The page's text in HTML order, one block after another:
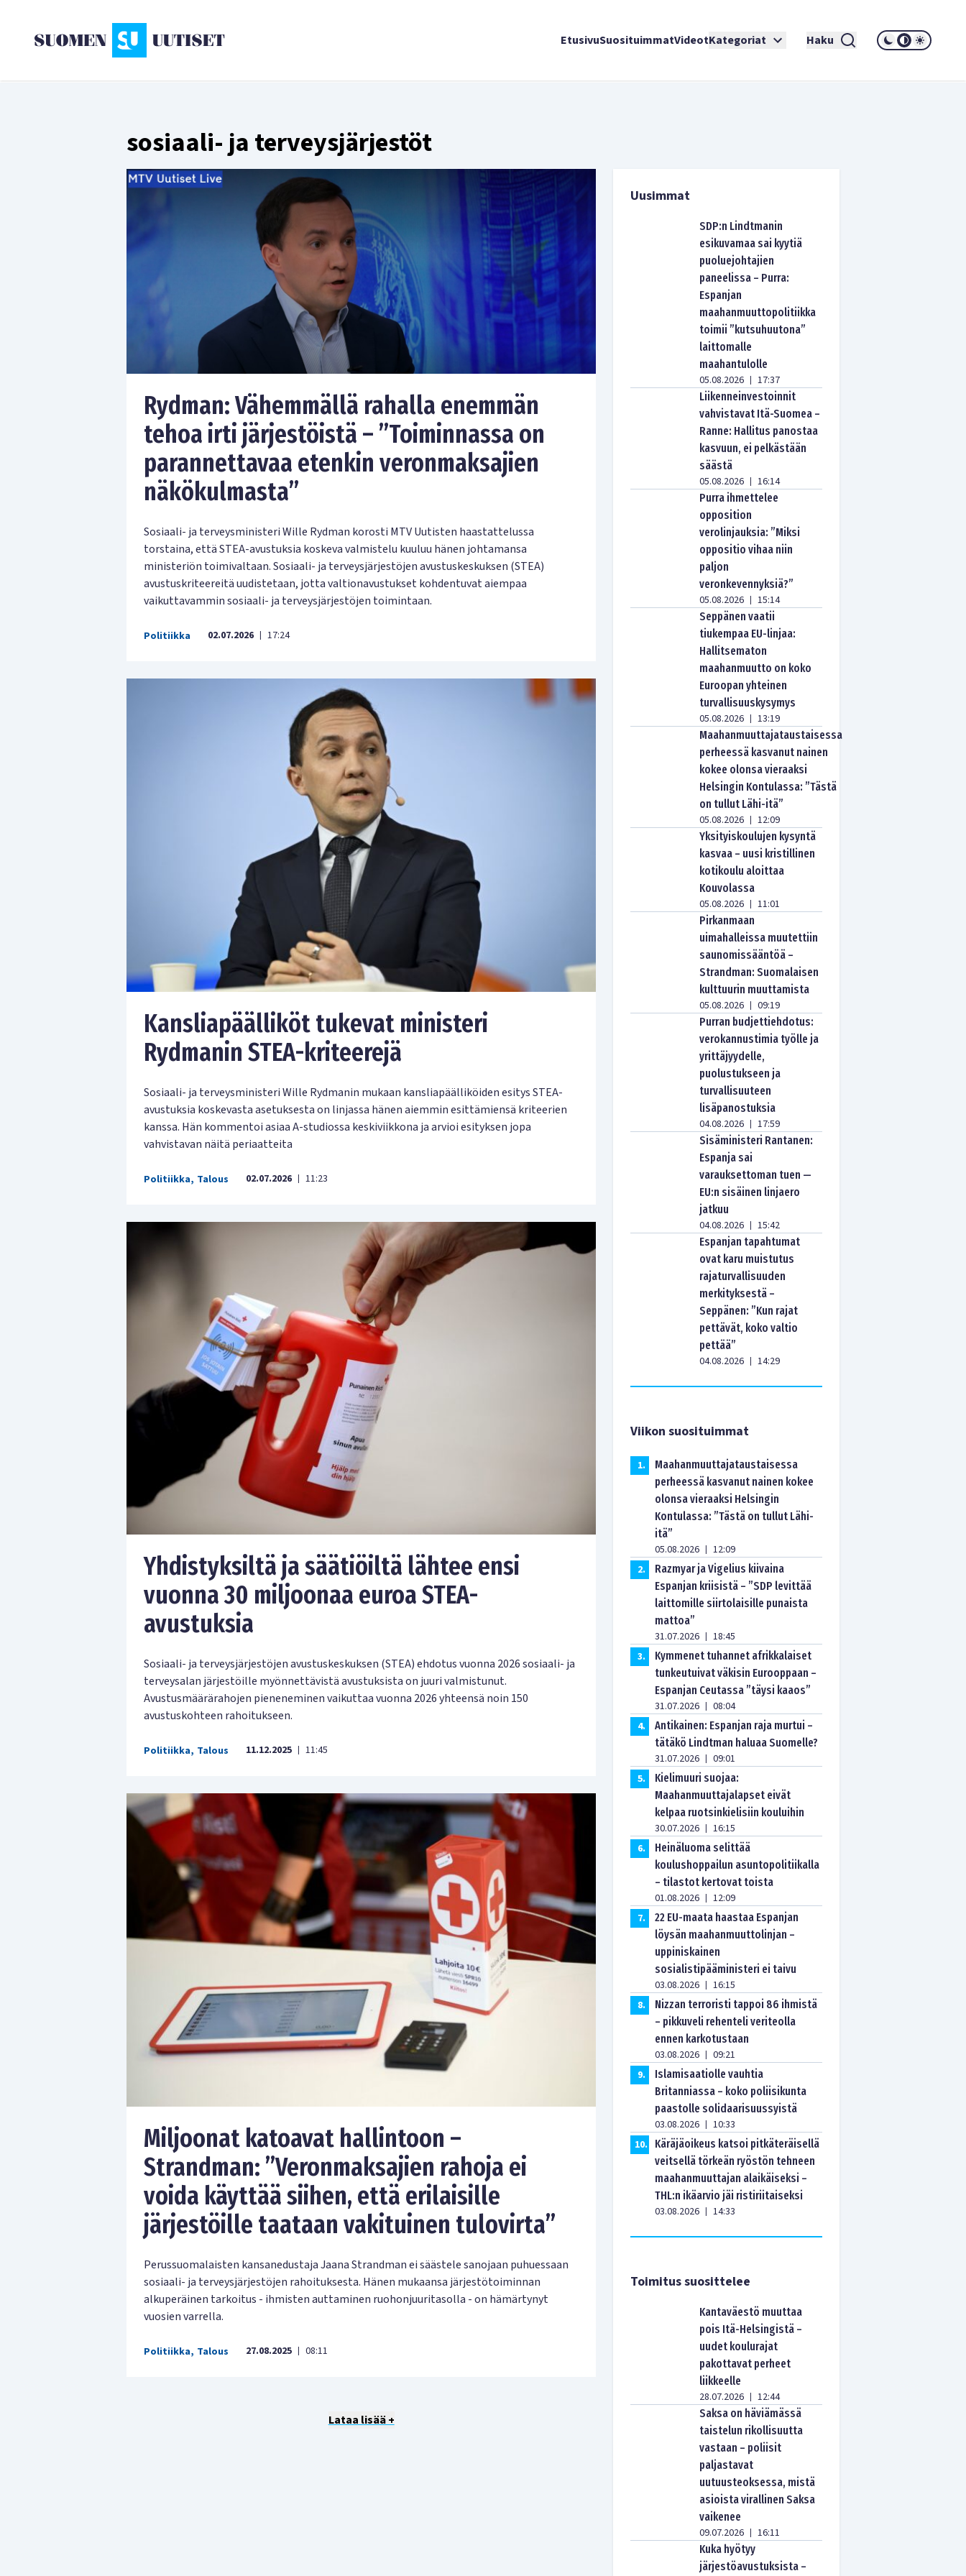
EtusivuSuosituimmatVideotKategoriat Haku
sosiaali- ja terveysjärjestöt
Rydman: Vähemmällä rahalla enemmän
tehoa irti järjestöistä – ”Toiminnassa on
parannettavaa etenkin veronmaksajien
näkökulmasta”
Sosiaali- ja terveysministeri Wille Rydman korosti MTV Uutisten haastattelussa
torstaina, että STEA-avustuksia koskeva valmistelu kuuluu hänen johtamansa
ministeriön toimivaltaan. Sosiaali- ja terveysjärjestöjen avustuskeskuksen (STEA)
avustuskriteereitä uudistetaan, jotta valtionavustukset kohdentuvat aiempaa
vaikuttavammin sosiaali- ja terveysjärjestöjen toimintaan.
Politiikka 02.07.2026 | 17:24
Kansliapäälliköt tukevat ministeri
Rydmanin STEA-kriteerejä
Sosiaali- ja terveysministeri Wille Rydmanin mukaan kansliapäälliköiden esitys STEA-
avustuksia koskevasta asetuksesta on linjassa hänen aiemmin esittämiensä kriteerien
kanssa. Hän kommentoi asiaa A-studiossa keskiviikkona ja arvioi esityksen jopa
vahvistavan näitä periaatteita
Politiikka, Talous 02.07.2026 | 11:23
Yhdistyksiltä ja säätiöiltä lähtee ensi
vuonna 30 miljoonaa euroa STEA-
avustuksia
Sosiaali- ja terveysjärjestöjen avustuskeskuksen (STEA) ehdotus vuonna 2026 sosiaali- ja
terveysalan järjestöille myönnettävistä avustuksista on juuri valmistunut.
Avustusmäärärahojen pieneneminen vaikuttaa vuonna 2026 yhteensä noin 150
avustuskohteen rahoitukseen.
Politiikka, Talous 11.12.2025 | 11:45
Miljoonat katoavat hallintoon –
Strandman: ”Veronmaksajien rahoja ei
voida käyttää siihen, että erilaisille
järjestöille taataan vakituinen tulovirta”
Perussuomalaisten kansanedustaja Jaana Strandman ei säästele sanojaan puhuessaan
sosiaali- ja terveysjärjestöjen rahoituksesta. Hänen mukaansa järjestötoiminnan
alkuperäinen tarkoitus - ihmisten auttaminen ruohonjuuritasolla - on hämärtynyt
vuosien varrella.
Politiikka, Talous 27.08.2025 | 08:11
Lataa lisää +
Uusimmat
SDP:n Lindtmanin
esikuvamaa sai kyytiä
puoluejohtajien
paneelissa – Purra:
Espanjan
maahanmuuttopolitiikka
toimii ”kutsuhuutona”
laittomalle
maahantulolle
05.08.2026 | 17:37
Liikenneinvestoinnit
vahvistavat Itä-Suomea –
Ranne: Hallitus panostaa
kasvuun, ei pelkästään
säästä
05.08.2026 | 16:14
Purra ihmettelee
opposition
verolinjauksia: ”Miksi
oppositio vihaa niin
paljon
veronkevennyksiä?”
05.08.2026 | 15:14
Seppänen vaatii
tiukempaa EU-linjaa:
Hallitsematon
maahanmuutto on koko
Euroopan yhteinen
turvallisuuskysymys
05.08.2026 | 13:19
Maahanmuuttajataustaisessa
perheessä kasvanut nainen
kokee olonsa vieraaksi
Helsingin Kontulassa: ”Tästä
on tullut Lähi-itä”
05.08.2026 | 12:09
Yksityiskoulujen kysyntä
kasvaa – uusi kristillinen
kotikoulu aloittaa
Kouvolassa
05.08.2026 | 11:01
Pirkanmaan
uimahalleissa muutettiin
saunomissääntöä –
Strandman: Suomalaisen
kulttuurin muuttamista
05.08.2026 | 09:19
Purran budjettiehdotus:
verokannustimia työlle ja
yrittäjyydelle,
puolustukseen ja
turvallisuuteen
lisäpanostuksia
04.08.2026 | 17:59
Sisäministeri Rantanen:
Espanja sai
varauksettoman tuen —
EU:n sisäinen linjaero
jatkuu
04.08.2026 | 15:42
Espanjan tapahtumat
ovat karu muistutus
rajaturvallisuuden
merkityksestä –
Seppänen: ”Kun rajat
pettävät, koko valtio
pettää”
04.08.2026 | 14:29
Viikon suosituimmat
1.
Maahanmuuttajataustaisessa
perheessä kasvanut nainen kokee
olonsa vieraaksi Helsingin
Kontulassa: ”Tästä on tullut Lähi-
itä”
05.08.2026 | 12:09
2.
Razmyar ja Vigelius kiivaina
Espanjan kriisistä – ”SDP levittää
laittomille siirtolaisille punaista
mattoa”
31.07.2026 | 18:45
3.
Kymmenet tuhannet afrikkalaiset
tunkeutuivat väkisin Eurooppaan –
Espanjan Ceutassa ”täysi kaaos”
31.07.2026 | 08:04
4.
Antikainen: Espanjan raja murtui –
tätäkö Lindtman haluaa Suomelle?
31.07.2026 | 09:01
5.
Kielimuuri suojaa:
Maahanmuuttajalapset eivät
kelpaa ruotsinkielisiin kouluihin
30.07.2026 | 16:15
6.
Heinäluoma selittää
koulushoppailun asuntopolitiikalla
– tilastot kertovat toista
01.08.2026 | 12:09
7.
22 EU-maata haastaa Espanjan
löysän maahanmuuttolinjan –
uppiniskainen
sosialistipääministeri ei taivu
03.08.2026 | 16:15
8.
Nizzan terroristi tappoi 86 ihmistä
– pikkuveli rehenteli veriteolla
ennen karkotustaan
03.08.2026 | 09:21
9.
Islamisaatiolle vauhtia
Britanniassa – koko poliisikunta
paastolle solidaarisuussyistä
03.08.2026 | 10:33
10.
Käräjäoikeus katsoi pitkäteräisellä
veitsellä törkeän ryöstön tehneen
maahanmuuttajan alaikäiseksi –
THL:n ikäarvio jäi ristiriitaiseksi
03.08.2026 | 14:33
Toimitus suosittelee
Kantaväestö muuttaa
pois Itä-Helsingistä –
uudet koulurajat
pakottavat perheet
liikkeelle
28.07.2026 | 12:44
Saksa on häviämässä
taistelun rikollisuutta
vastaan – poliisit
paljastavat
uutuusteoksessa, mistä
asioista virallinen Saksa
vaikenee
09.07.2026 | 16:11
Kuka hyötyy
järjestöavustuksista –